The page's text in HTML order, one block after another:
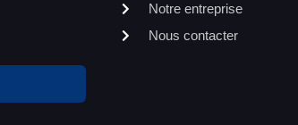
Notre entreprise
Nous contacter